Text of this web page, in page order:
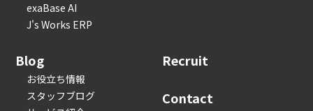
exaBase AI
J's Works ERP
Blog
お役立ち情報
スタッフブログ
Recruit
Contact